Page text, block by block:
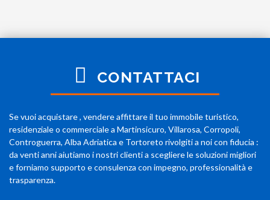
CONTATTACI
Se vuoi acquistare , vendere affittare il tuo immobile turistico,
residenziale o commerciale a Martinsicuro, Villarosa, Corropoli,
Controguerra, Alba Adriatica e Tortoreto rivolgiti a noi con fiducia :
da venti anni aiutiamo i nostri clienti a scegliere le soluzioni migliori
e forniamo supporto e consulenza con impegno, professionalità e
trasparenza.